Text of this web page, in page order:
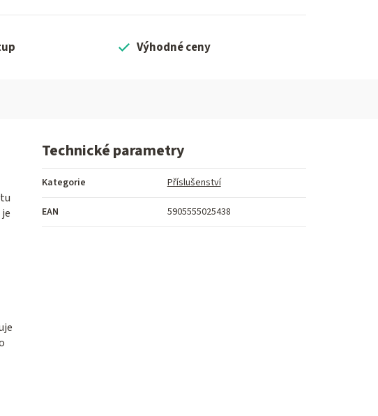
Výhodné ceny
Technické parametry
Kategorie Příslušenství
EAN 5905555025438